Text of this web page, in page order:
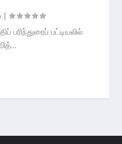
|
பரிந்துரைப் பட்டியலில்